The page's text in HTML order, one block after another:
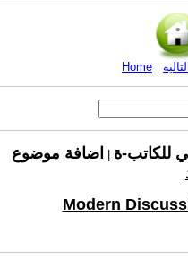
Home
للكاتب-ة
اضافة موضوع
Modern